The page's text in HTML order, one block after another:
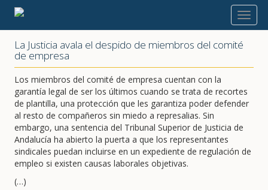
2013
La Justicia avala el despido de miembros del comité
de empresa
Los miembros del comité de empresa cuentan con la
garantía legal de ser los últimos cuando se trata de recortes
de plantilla, una protección que les garantiza poder defender
al resto de compañeros sin miedo a represalias. Sin
embargo, una sentencia del Tribunal Superior de Justicia de
Andalucía ha abierto la puerta a que los representantes
sindicales puedan incluirse en un expediente de regulación de
empleo si existen causas laborales objetivas.
(…)